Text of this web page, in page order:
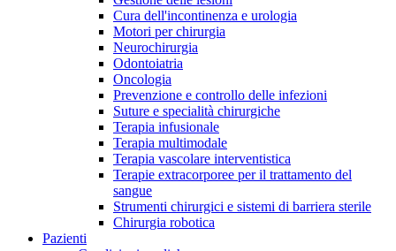
Catalogo prodotti
Trova il prodotto che stai cercando. Visita il catalogo B.
Braun con il nostro portfolio completo.
Hai domande o richieste? Scrivici per entrare subito in
contatto con un nostro referente.
Cura dell'incontinenza e urologia
Motori per chirurgia
Neurochirurgia
Odontoiatria
Oncologia
Prevenzione e controllo delle infezioni
Suture e specialità chirurgiche
Terapia infusionale
Terapia multimodale
Terapia vascolare interventistica
Terapie extracorporee per il trattamento del
sangue
Strumenti chirurgici e sistemi di barriera sterile
Chirurgia robotica
Pazienti